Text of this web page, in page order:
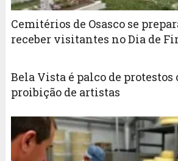
Cemitérios de Osasco se
receber visitantes no Dia de
Bela Vista é palco de protestos
proibição de artistas